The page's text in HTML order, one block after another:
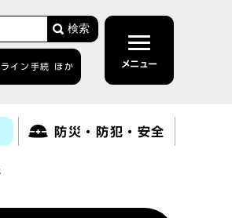
検索
ライン手続 ほか メニュー
防災・防犯・安全